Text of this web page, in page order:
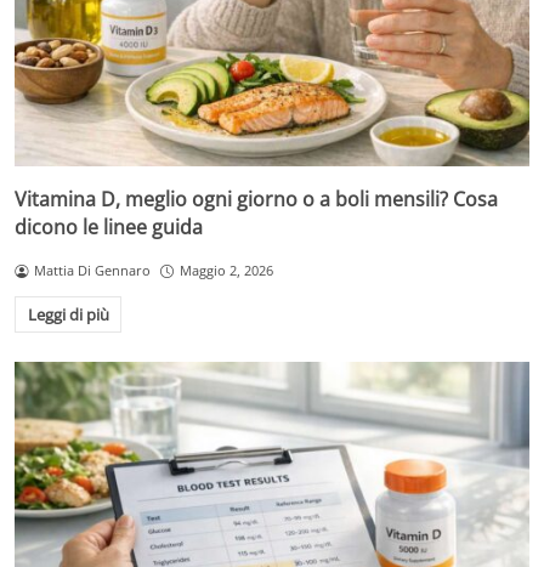
Vitamina D, meglio ogni giorno o a boli mensili? Cosa
dicono le linee guida
Mattia Di Gennaro Maggio 2, 2026
Leggi di più